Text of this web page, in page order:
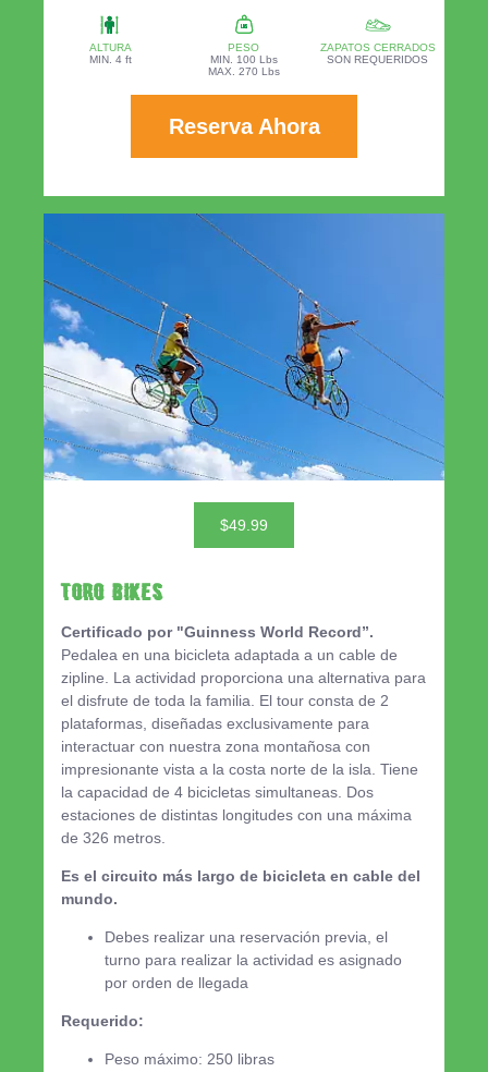
ALTURA
MIN. 4 ft
PESO
MIN. 100 Lbs
MAX. 270 Lbs
ZAPATOS CERRADOS
SON REQUERIDOS
Reserva Ahora
$49.99
TORO BIKES
Certificado por "Guinness World Record”.
Pedalea en una bicicleta adaptada a un cable de
zipline. La actividad proporciona una alternativa para
el disfrute de toda la familia. El tour consta de 2
plataformas, diseñadas exclusivamente para
interactuar con nuestra zona montañosa con
impresionante vista a la costa norte de la isla. Tiene
la capacidad de 4 bicicletas simultaneas. Dos
estaciones de distintas longitudes con una máxima
de 326 metros.
Es el circuito más largo de bicicleta en cable del
mundo.
Debes realizar una reservación previa, el
turno para realizar la actividad es asignado
por orden de llegada
Requerido:
Peso máximo: 250 libras